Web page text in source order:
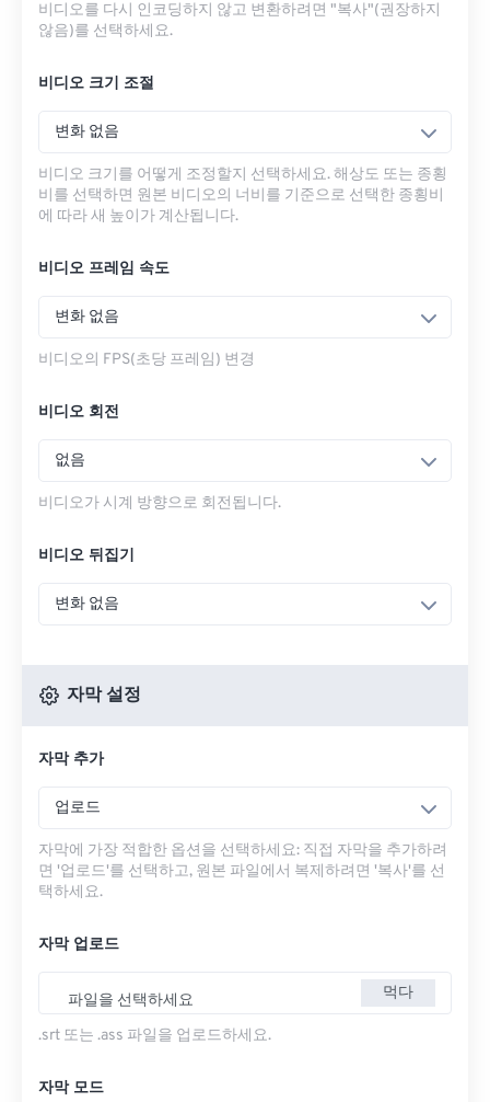
비디오를 다시 인코딩하지 않고 변환하려면 "복사"(권장하지
않음)를 선택하세요.
비디오 크기 조절
변화 없음
비디오 크기를 어떻게 조정할지 선택하세요. 해상도 또는 종횡
비를 선택하면 원본 비디오의 너비를 기준으로 선택한 종횡비
에 따라 새 높이가 계산됩니다.
비디오 프레임 속도
변화 없음
비디오의 FPS(초당 프레임) 변경
비디오 회전
없음
비디오가 시계 방향으로 회전됩니다.
비디오 뒤집기
변화 없음
자막 설정
자막 추가
업로드
자막에 가장 적합한 옵션을 선택하세요: 직접 자막을 추가하려
면 '업로드'를 선택하고, 원본 파일에서 복제하려면 '복사'를 선
택하세요.
자막 업로드
파일을 선택하세요 먹다
.srt 또는 .ass 파일을 업로드하세요.
자막 모드